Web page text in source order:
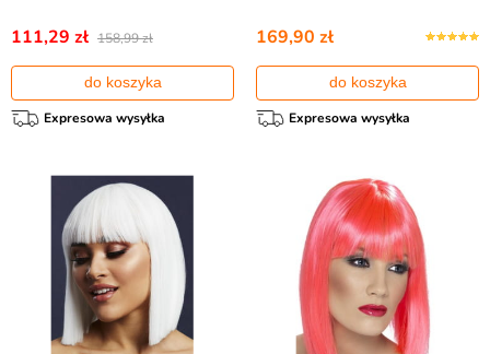
111,29 zł 158,99 zł
do koszyka
Expresowa wysyłka
169,90 zł
do koszyka
Expresowa wysyłka